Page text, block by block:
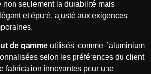
non seulement la durabilité mais
et épuré, ajusté aux exigences
de gamme utilisés, comme l’aluminium
selon les préférences du client
fabrication innovantes pour une